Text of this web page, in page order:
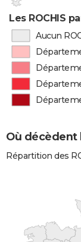
Les ROCHIS
Aucun
Où décèdent
Répartition des